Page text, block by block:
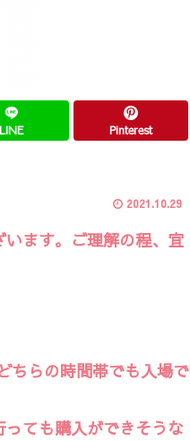
LINE Pinterest
2021.10.29
ます。ご理解の程、宜
ちらの時間帯でも入場で
ても購入ができそうな